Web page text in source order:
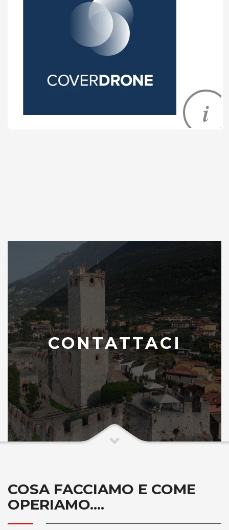
CONTATTACI
COSA FACCIAMO E COME
OPERIAMO....